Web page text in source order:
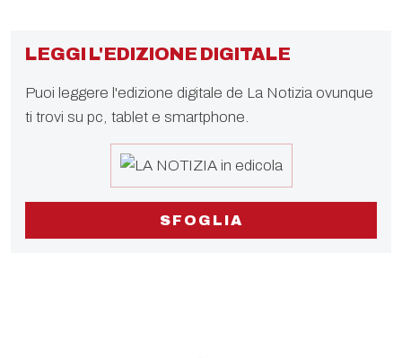
LEGGI L'EDIZIONE DIGITALE
Puoi leggere l'edizione digitale de La Notizia ovunque
ti trovi su pc, tablet e smartphone.
SFOGLIA